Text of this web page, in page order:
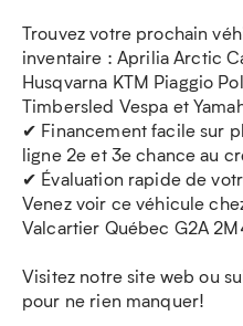
Trouvez votre prochain
inventaire : Aprilia Arctic
Husqvarna KTM Piaggio
Timbersled Vespa et
✔ Financement facile sur
ligne 2e et 3e chance au
✔ Évaluation rapide de
Venez voir ce véhicule
Valcartier Québec G2A
Visitez notre site web ou
pour ne rien manquer!